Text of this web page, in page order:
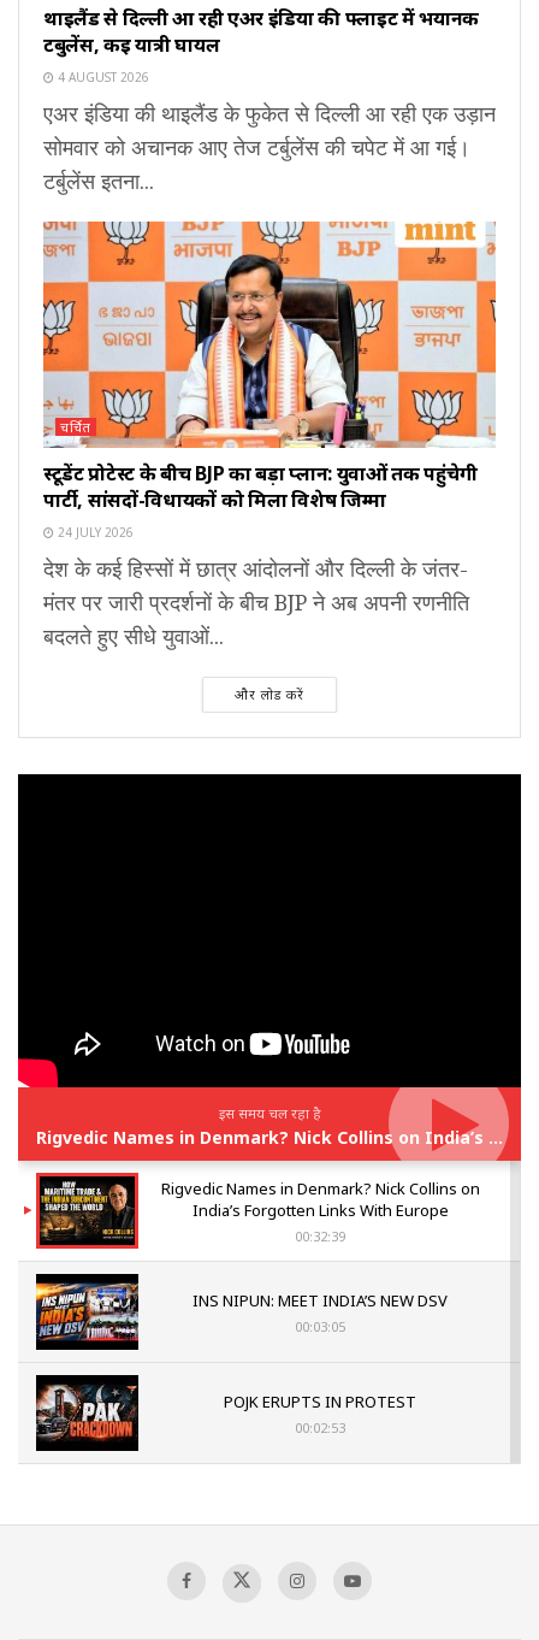
थाइलैंड से दिल्ली आ रही एअर इंडिया की फ्लाइट में भयानक
टर्बुलेंस, कई यात्री घायल
4 AUGUST 2026
एअर इंडिया की थाइलैंड के फुकेत से दिल्ली आ रही एक उड़ान
सोमवार को अचानक आए तेज टर्बुलेंस की चपेट में आ गई।
टर्बुलेंस इतना...
चर्चित
स्टूडेंट प्रोटेस्ट के बीच BJP का बड़ा प्लान: युवाओं तक पहुंचेगी
पार्टी, सांसदों-विधायकों को मिला विशेष जिम्मा
24 JULY 2026
देश के कई हिस्सों में छात्र आंदोलनों और दिल्ली के जंतर-
मंतर पर जारी प्रदर्शनों के बीच BJP ने अब अपनी रणनीति
बदलते हुए सीधे युवाओं...
और लोड करें
इस समय चल रहा है
Rigvedic Names in Denmark? Nick Collins on India’s Forgotten Links With Europe
Rigvedic Names in Denmark? Nick Collins on
India’s Forgotten Links With Europe
00:32:39
INS NIPUN: MEET INDIA’S NEW DSV
00:03:05
POJK ERUPTS IN PROTEST
00:02:53
Sagar